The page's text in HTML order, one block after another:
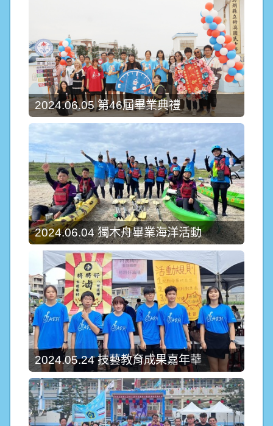
2024.06.05 第46屆畢業典禮
2024.06.04 獨木舟畢業海洋活動
2024.05.24 技藝教育成果嘉年華